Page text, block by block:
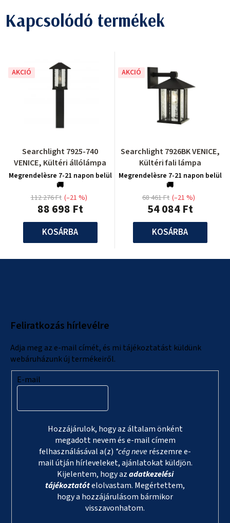
Kapcsolódó termékek
AKCIÓ
Searchlight 7925-740
VENICE, Kültéri állólámpa
Megrendelèsre 7-21 napon belül
🚚
88 698 Ft
112 276 Ft (–21 %)
KOSÁRBA
AKCIÓ
Searchlight 7926BK VENICE,
Kültéri fali lámpa
Megrendelèsre 7-21 napon belül
🚚
54 084 Ft
68 461 Ft (–21 %)
KOSÁRBA
Feliratkozás hírlevélre
Adja meg az e-mail címét, és mi tájékoztatást küldünk
webáruházunk új termékeiről.
E-mail
Hozzájárulok, hogy az általam önként
megadott nevem és e-mail címem
felhasználásával a(z) *cég neverészemre e-
mail útján hírleveleket, ajánlatokat küldjön.
Kijelentem, hogy azadatkezelési
tájékoztatótelolvastam. Megértettem,
hogy a hozzájárulásom bármikor
visszavonhatom.